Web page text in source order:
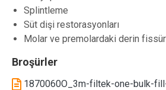
Splintleme
Süt dişi restorasyonları
Molar ve premolardaki derin
Broşürler
1870060O_3m-filtek-one-bulk-